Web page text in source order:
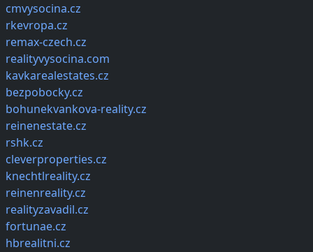
cmvysocina.cz
rkevropa.cz
remax-czech.cz
realityvysocina.com
kavkarealestates.cz
bezpobocky.cz
bohunekvankova-reality.cz
reinenestate.cz
rshk.cz
cleverproperties.cz
knechtlreality.cz
reinenreality.cz
realityzavadil.cz
fortunae.cz
hbrealitni.cz